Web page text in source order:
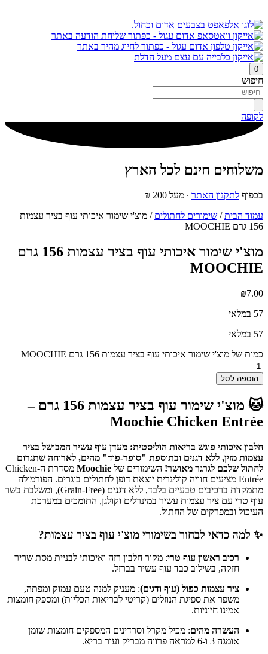
0
חיפוש
לקופה
משלוחים חינם לכל הארץ
בכפוף לתקנון האתר ∙ מעל 200 ₪
עמוד הבית/ שימורים לחתולים / מוצ'י שימור איכותי עוף בציר עצמות
156 גרם MOOCHIE
מוצ'י שימור איכותי עוף בציר עצמות 156 גרם
MOOCHIE
₪7.00
57 במלאי
57 במלאי
כמות של מוצ'י שימור איכותי עוף בציר עצמות 156 גרם MOOCHIE
הוספה לסל
🐱 מוצ'י שימור עוף בציר עצמות 156 גרם –
Moochie Chicken Entrée
חלבון איכותי פוגש בריאות הוליסטית: מעדן עוף עשיר המבושל בציר
עצמות מזין, ללא דגנים ובתוספת "סופר-פוד" מהים, לארוחה שתגרום
לחתול שלכם לגרגר מאושר! השימורים של Moochie
מסדרת ה-Chicken
Entrée מציעים חוויה קולינרית יוצאת דופן לחתולים בוגרים. הפורמולה
מתמקדת ברכיבים טבעיים בלבד, ללא דגנים (Grain-Free), ומשלבת בשר
עוף טרי עם ציר עצמות עשיר במינרלים וקולגן, התומכים במערכת
העיכול ובמפרקים של החתול.
✨ למה כדאי לבחור בשימורי מוצ'י עוף בציר עצמות?
רכיב ראשון עוף טרי: מקור חלבון רזה ואיכותי לבניית מסת שריר
חזקה, בשילוב כבד עוף עשיר בברזל.
ציר עצמות כפול (עוף ודגים): מעניק למנה טעם עמוק ומפתה,
משפר את ספיגת הנוזלים (קריטי לבריאות הכליות) ומספק חומצות
אמינו חיוניות.
העשרה מהים: מכיל מקרל וסרדינים המספקים חומצות שומן
אומגה 3 ו-6 למראה פרווה מבריק ועור בריא.